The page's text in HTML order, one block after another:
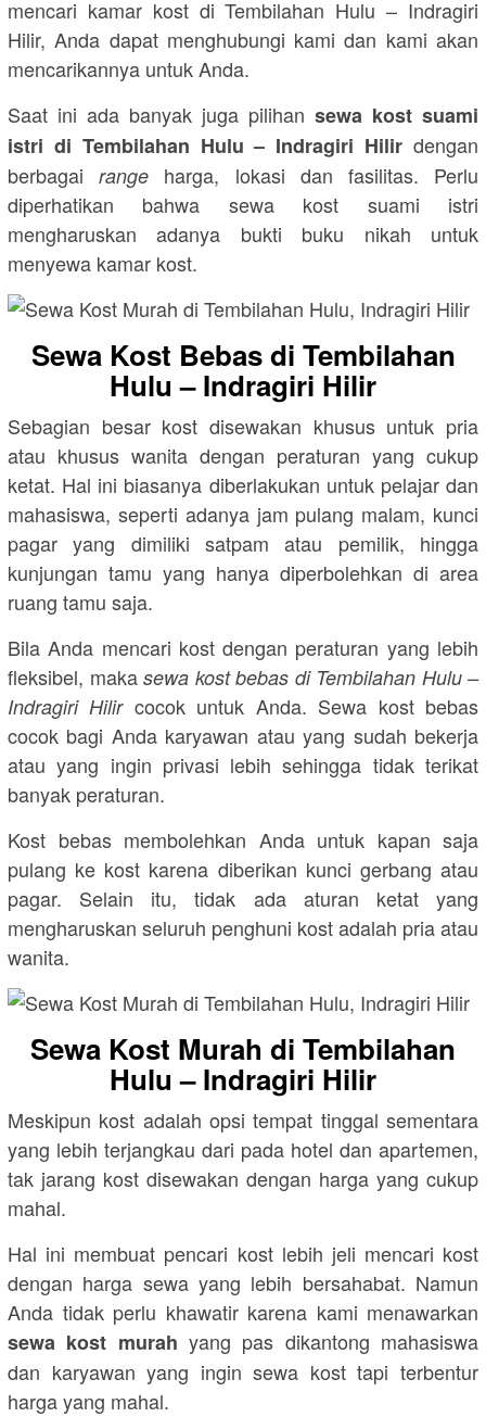
mencari kamar kost di Tembilahan Hulu – Indragiri
Hilir, Anda dapat menghubungi kami dan kami akan
mencarikannya untuk Anda.
Saat ini ada banyak juga pilihan sewa kost suami
istri di Tembilahan Hulu – Indragiri Hilir dengan
berbagairange harga, lokasi dan fasilitas. Perlu
diperhatikan bahwa sewa kost suami istri
mengharuskan adanya bukti buku nikah untuk
menyewa kamar kost.
Sewa Kost Bebas di Tembilahan
Hulu – Indragiri Hilir
Sebagian besar kost disewakan khusus untuk pria
atau khusus wanita dengan peraturan yang cukup
ketat. Hal ini biasanya diberlakukan untuk pelajar dan
mahasiswa, seperti adanya jam pulang malam, kunci
pagar yang dimiliki satpam atau pemilik, hingga
kunjungan tamu yang hanya diperbolehkan di area
ruang tamu saja.
Bila Anda mencari kost dengan peraturan yang lebih
fleksibel, maka sewa kost bebas di Tembilahan Hulu –
Indragiri Hilircocok untuk Anda. Sewa kost bebas
cocok bagi Anda karyawan atau yang sudah bekerja
atau yang ingin privasi lebih sehingga tidak terikat
banyak peraturan.
Kost bebas membolehkan Anda untuk kapan saja
pulang ke kost karena diberikan kunci gerbang atau
pagar. Selain itu, tidak ada aturan ketat yang
mengharuskan seluruh penghuni kost adalah pria atau
wanita.
Sewa Kost Murah di Tembilahan
Hulu – Indragiri Hilir
Meskipun kost adalah opsi tempat tinggal sementara
yang lebih terjangkau dari pada hotel dan apartemen,
tak jarang kost disewakan dengan harga yang cukup
mahal.
Hal ini membuat pencari kost lebih jeli mencari kost
dengan harga sewa yang lebih bersahabat. Namun
Anda tidak perlu khawatir karena kami menawarkan
sewa kost murah yang pas dikantong mahasiswa
dan karyawan yang ingin sewa kost tapi terbentur
harga yang mahal.